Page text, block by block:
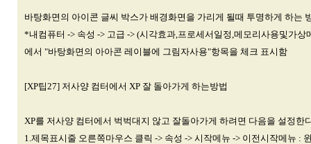
바탕화면의 아이콘 글씨 박스가 배경화면을 가리게 될때 투명하게 하는
*내컴퓨터 -> 속성 -> 고급 -> (시각효과,프로세서일정,메모리사용및가상
에서 "바탕화면의 아아콘 레이블에 그림자사용"항목을 체크 표시함
[XP팁27] 저사양 컴터에서 XP 잘 돌아가게 하는방법
XP를 저사양 컴터에서 벅벅대지 않고 잘돌아가게 하려면 다음을 설정한
1.제목표시줄 오른쪽마우스 클릭 -> 속성 -> 시작메뉴 -> 이전시작메뉴 :